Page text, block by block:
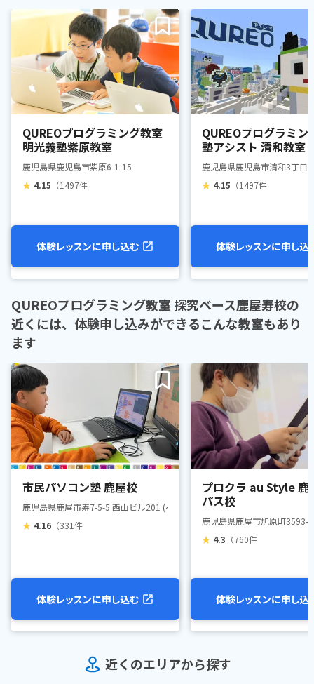
QUREOプログラミング教室
明光義塾紫原教室
鹿児島県鹿児島市紫原6-1-15
★ 4.15 （1497件
体験レッスンに申し込む
QUREOプログラミン
塾アシスト 清和教室
鹿児島県鹿児島市清和3丁目
★ 4.15 （1497件
体験レッスンに申し込
QUREOプログラミング教室 探究ベース鹿屋寿校の
近くには、体験申し込みができるこんな教室もあり
ます
市民パソコン塾 鹿屋校
鹿児島県鹿屋市寿7-5-5 西山ビル201 (ペッピーキッズクラブ 併設校)
★ 4.16 （331件
体験レッスンに申し込む
プロクラ au Style 鹿
パス校
鹿児島県鹿屋市旭原町3593-7
★ 4.3 （760件
体験レッスンに申し込
近くのエリアから探す